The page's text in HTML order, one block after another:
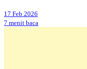
17 Feb 2026
7 menit baca